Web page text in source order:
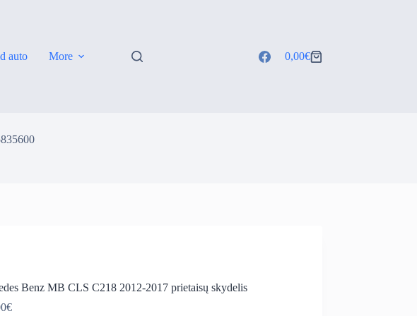
auto More
Shopping
0,00€
Benz MB CLS C218 2012-2017 prietaisų skydelis
€